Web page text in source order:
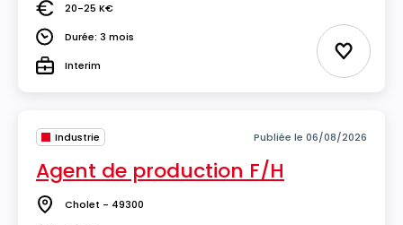
Salaire20-25 K€
DuréeDurée: 3 mois
TypeInterim Ajouter
Industrie Publiée le 06/08/2026
Agent de production F/H
Lieu Cholet - 49300